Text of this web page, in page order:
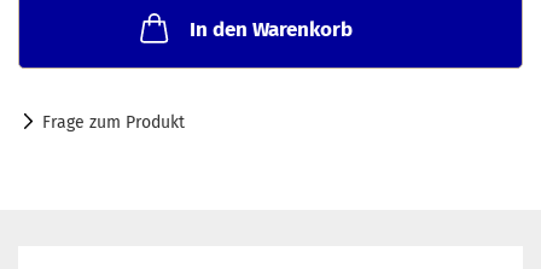
In den Warenkorb
Frage zum Produkt